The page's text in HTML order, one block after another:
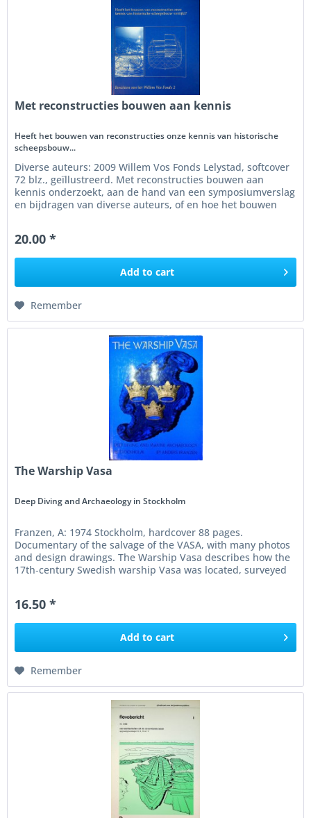
Met reconstructies bouwen aan kennis
Heeft het bouwen van reconstructies onze kennis van historische
scheepsbouw...
Diverse auteurs: 2009 Willem Vos Fonds Lelystad, softcover
72 blz., geïllustreerd. Met reconstructies bouwen aan
kennis onderzoekt, aan de hand van een symposiumverslag
en bijdragen van diverse auteurs, of en hoe het bouwen
20.00 *
Add to cart
Remember
The Warship Vasa
Deep Diving and Archaeology in Stockholm
Franzen, A: 1974 Stockholm, hardcover 88 pages.
Documentary of the salvage of the VASA, with many photos
and design drawings. The Warship Vasa describes how the
17th‑century Swedish warship Vasa was located, surveyed
16.50 *
Add to cart
Remember